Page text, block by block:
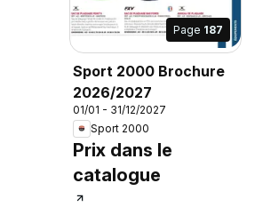
Page 187
Sport 2000 Brochure
2026/2027
01/01 - 31/12/2027
Sport 2000
Prix dans le
catalogue